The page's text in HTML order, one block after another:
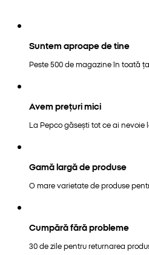
Suntem aproape de tine
Peste 500 de magazine în toată
Avem prețuri mici
La Pepco găsești tot ce ai nevoie
Gamă largă de produse
O mare varietate de produse
Cumpără fără probleme
30 de zile pentru returnarea